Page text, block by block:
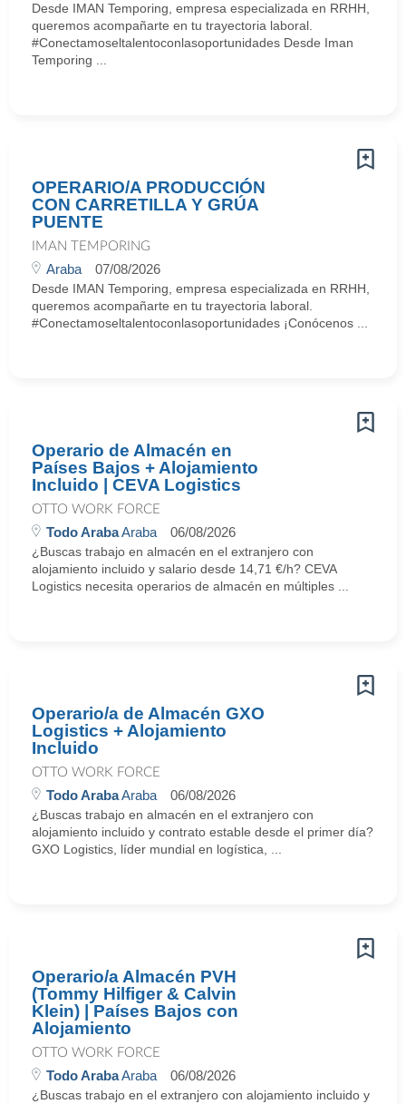
Desde IMAN Temporing, empresa especializada en RRHH,
queremos acompañarte en tu trayectoria laboral.
#Conectamoseltalentoconlasoportunidades Desde Iman
Temporing ...
OPERARIO/A PRODUCCIÓN
CON CARRETILLA Y GRÚA
PUENTE
IMAN TEMPORING
Araba 07/08/2026
Desde IMAN Temporing, empresa especializada en RRHH,
queremos acompañarte en tu trayectoria laboral.
#Conectamoseltalentoconlasoportunidades ¡Conócenos ...
Operario de Almacén en
Países Bajos + Alojamiento
Incluido | CEVA Logistics
OTTO WORK FORCE
Todo ArabaAraba 06/08/2026
¿Buscas trabajo en almacén en el extranjero con
alojamiento incluido y salario desde 14,71 €/h? CEVA
Logistics necesita operarios de almacén en múltiples ...
Operario/a de Almacén GXO
Logistics + Alojamiento
Incluido
OTTO WORK FORCE
Todo ArabaAraba 06/08/2026
¿Buscas trabajo en almacén en el extranjero con
alojamiento incluido y contrato estable desde el primer día?
GXO Logistics, líder mundial en logística, ...
Operario/a Almacén PVH
(Tommy Hilfiger & Calvin
Klein) | Países Bajos con
Alojamiento
OTTO WORK FORCE
Todo ArabaAraba 06/08/2026
¿Buscas trabajo en el extranjero con alojamiento incluido y